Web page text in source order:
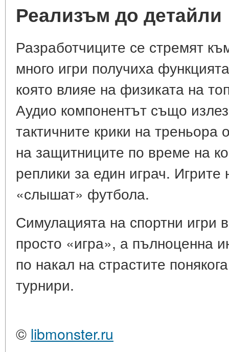
Реализъм до детайли
Разработчиците се стремят
много игри получиха
която влияе на физиката на
Аудио компонентът също
тактичните крики на треньора
на защитниците по време на
реплики за един играч.
«слышат» футбола.
Симулацията на спортни игри
просто «игра», а пълноценна
по накал на страстите
турнири.
© libmonster.ru